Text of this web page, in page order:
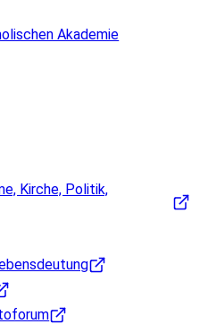
Kirche, Politik,